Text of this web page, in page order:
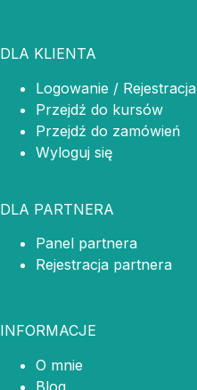
DLA KLIENTA
Logowanie / Rejestracja
Przejdź do kursów
Przejdź do zamówień
Wyloguj się
DLA PARTNERA
Panel partnera
Rejestracja partnera
INFORMACJE
O mnie